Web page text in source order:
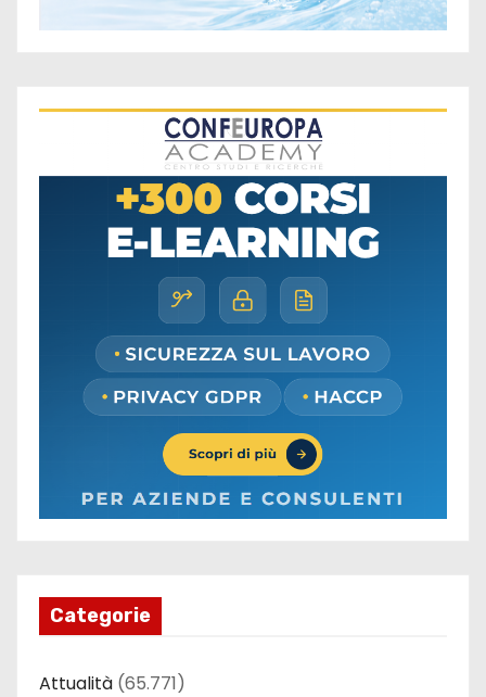
Categorie
Attualità (65.771)